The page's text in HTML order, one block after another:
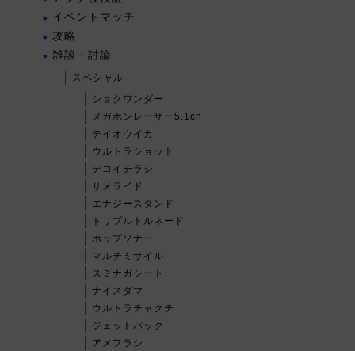
イベントマッチ
攻略
雑談・討論
スペシャル
ショクワンダー
メガホンレーザー5.1ch
テイオウイカ
ウルトラショット
デコイチラシ
サメライド
エナジースタンド
トリプルトルネード
ホップソナー
マルチミサイル
スミナガシート
ナイスダマ
ウルトラチャクチ
ジェットパック
アメフラシ